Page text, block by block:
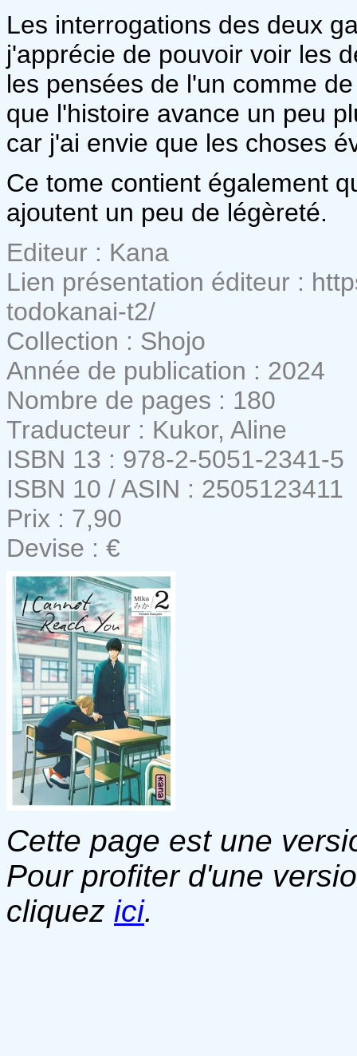
Les interrogations des deux
j'apprécie de pouvoir voir les
les pensées de l'un comme
que l'histoire avance un peu
car j'ai envie que les choses
Ce tome contient également
ajoutent un peu de légèreté.
Editeur : Kana
Lien présentation éditeur :
todokanai-t2/
Collection : Shojo
Année de publication : 2024
Nombre de pages : 180
Traducteur : Kukor, Aline
ISBN 13 : 978-2-5051-2341-5
ISBN 10 / ASIN : 2505123411
Prix : 7,90
Devise : €
Cette page est une
Pour profiter d'une
cliquez ici.